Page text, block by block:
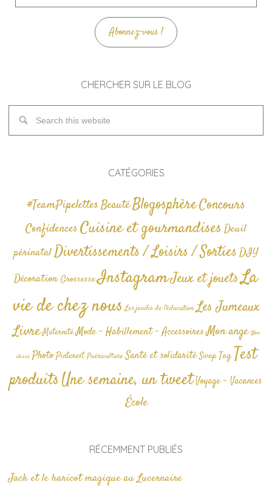
mail
Abonnez-vous !
CHERCHER SUR LE BLOG
CATÉGORIES
#TeamPipelettesBeautéBlogosphèreConcours
Confidences Cuisine et gourmandises Deuil
périnatalDivertissements / Loisirs / SortiesDIY
Décoration GrossesseInstagramJeux et jouetsLa
vie de chez nous Les jeudis de l'éducation Les Jumeaux
Livre Maternité Mode - Habillement - AccessoiresMon ange Non
classé Photo Pinterest Puériculture Santé et solidarité Swap TagTest
produitsUne semaine, un tweetVoyage - Vacances
École
RÉCEMMENT PUBLIÉS
Jack et le haricot magique au Lucernaire